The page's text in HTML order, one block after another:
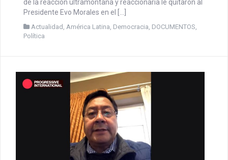
octubre 19, 2020 CEDIAL
El Centro de Investigación Académico Latinoamericano
(CEDIAL) celebra el claro triunfo de la democracia en el
de la reacción ultramontana y reaccionaria le quitaron al
Presidente Evo Morales en el […]
América Latina,Democracia,